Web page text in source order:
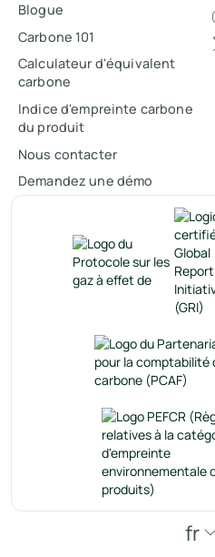
Blogue
Carbone 101
Calculateur d'équivalent
carbone
Indice d'empreinte carbone
du produit
Nous contacter
Demandez une démo
fr